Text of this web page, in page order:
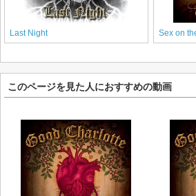
Last Night Sex on
このページを見た人におすすめの動画